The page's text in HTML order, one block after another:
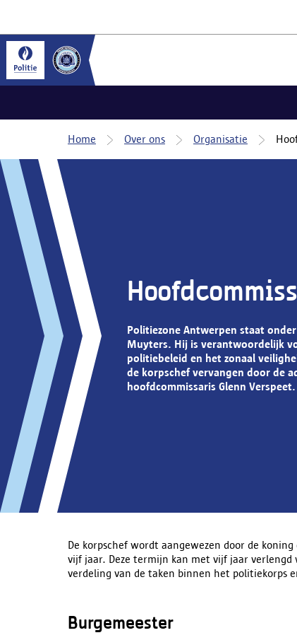
Home Over ons Organisatie
Politiezone Antwerpen staat
Muyters. Hij is verantwoordelijk
politiebeleid en het zonaal
de korpschef vervangen door de
hoofdcommissaris Glenn Verspeet.
De korpschef wordt aangewezen door de
vijf jaar. Deze termijn kan met vijf jaar
verdeling van de taken binnen het politiekorps
Burgemeester